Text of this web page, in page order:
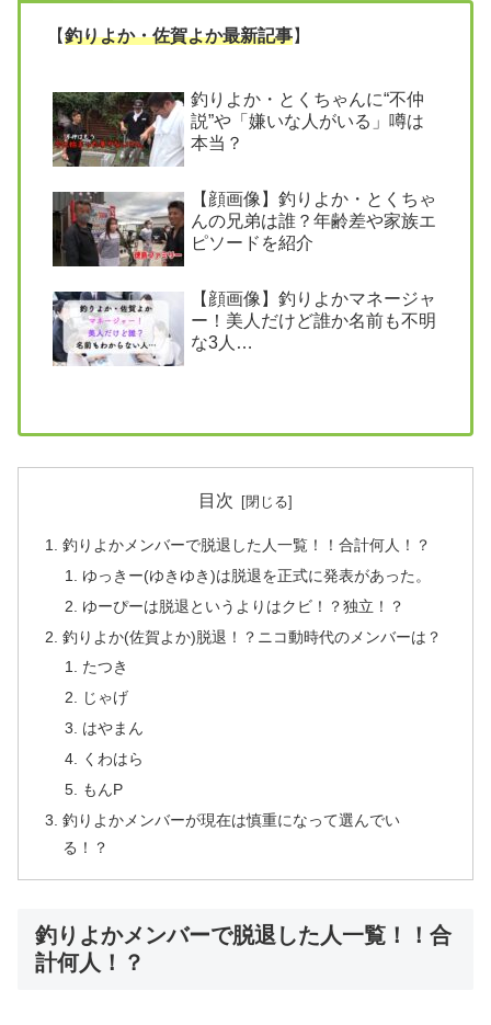
【釣りよか・佐賀よか最新記事】
釣りよか・とくちゃんに“不仲
説”や「嫌いな人がいる」噂は
本当？
【顔画像】釣りよか・とくちゃ
んの兄弟は誰？年齢差や家族エ
ピソードを紹介
【顔画像】釣りよかマネージャ
ー！美人だけど誰か名前も不明
な3人…
目次
釣りよかメンバーで脱退した人一覧！！合計何人！？
ゆっきー(ゆきゆき)は脱退を正式に発表があった。
ゆーぴーは脱退というよりはクビ！？独立！？
釣りよか(佐賀よか)脱退！？ニコ動時代のメンバーは？
たつき
じゃげ
はやまん
くわはら
もんP
釣りよかメンバーが現在は慎重になって選んでい
る！？
釣りよかメンバーで脱退した人一覧！！合
計何人！？